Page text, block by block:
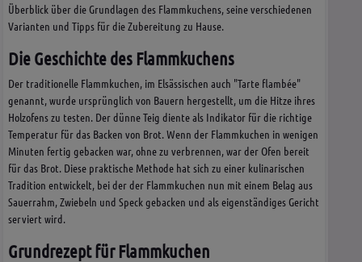
Überblick über die Grundlagen des Flammkuchens, seine verschiedenen
Varianten und Tipps für die Zubereitung zu Hause.
Die Geschichte des Flammkuchens
Der traditionelle Flammkuchen, im Elsässischen auch "Tarte flambée"
genannt, wurde ursprünglich von Bauern hergestellt, um die Hitze ihres
Holzofens zu testen. Der dünne Teig diente als Indikator für die richtige
Temperatur für das Backen von Brot. Wenn der Flammkuchen in wenigen
Minuten fertig gebacken war, ohne zu verbrennen, war der Ofen bereit
für das Brot. Diese praktische Methode hat sich zu einer kulinarischen
Tradition entwickelt, bei der der Flammkuchen nun mit einem Belag aus
Sauerrahm, Zwiebeln und Speck gebacken und als eigenständiges Gericht
serviert wird.
Grundrezept für Flammkuchen